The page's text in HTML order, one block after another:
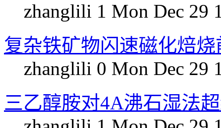
zhanglili 1 Mon Dec 29
复杂铁矿物闪速磁化焙
zhanglili 0 Mon Dec 29
三乙醇胺对4A沸石湿法